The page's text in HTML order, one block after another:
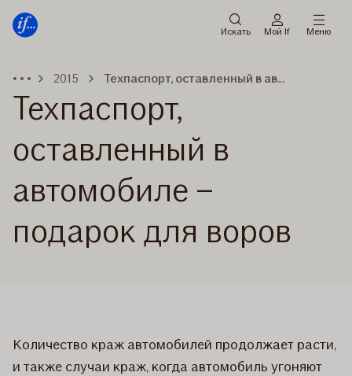
Искать Мой If Меню
2015 Техпаспорт, оставленный в автомобиле – подарок для воров
Техпаспорт,
оставленный в
автомобиле –
подарок для воров
Количество краж автомобилей продолжает расти,
и также случаи краж, когда автомобиль угоняют